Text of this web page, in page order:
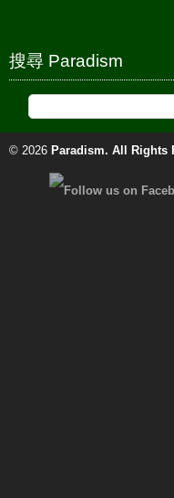
搜尋 Paradism
© 2026 Paradism. All Rights